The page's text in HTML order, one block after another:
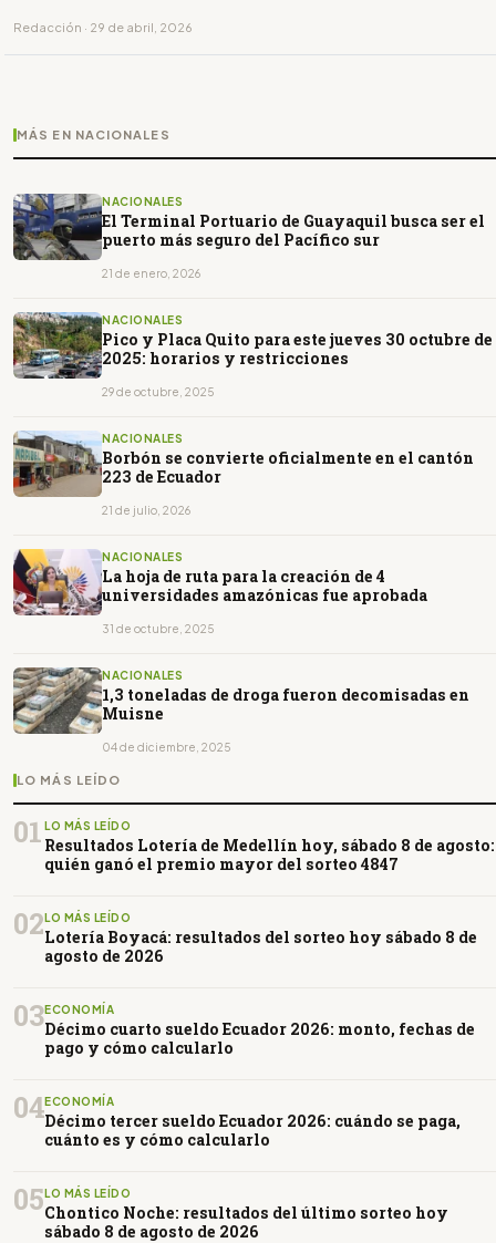
Redacción · 29 de abril, 2026
MÁS EN NACIONALES
NACIONALES
El Terminal Portuario de Guayaquil busca ser el
puerto más seguro del Pacífico sur
21 de enero, 2026
NACIONALES
Pico y Placa Quito para este jueves 30 octubre de
2025: horarios y restricciones
29 de octubre, 2025
NACIONALES
Borbón se convierte oficialmente en el cantón
223 de Ecuador
21 de julio, 2026
NACIONALES
La hoja de ruta para la creación de 4
universidades amazónicas fue aprobada
31 de octubre, 2025
NACIONALES
1,3 toneladas de droga fueron decomisadas en
Muisne
04 de diciembre, 2025
LO MÁS LEÍDO
01 LO MÁS LEÍDO
Resultados Lotería de Medellín hoy, sábado 8 de agosto:
quién ganó el premio mayor del sorteo 4847
02LO MÁS LEÍDO
Lotería Boyacá: resultados del sorteo hoy sábado 8 de
agosto de 2026
03ECONOMÍA
Décimo cuarto sueldo Ecuador 2026: monto, fechas de
pago y cómo calcularlo
04ECONOMÍA
Décimo tercer sueldo Ecuador 2026: cuándo se paga,
cuánto es y cómo calcularlo
05LO MÁS LEÍDO
Chontico Noche: resultados del último sorteo hoy
sábado 8 de agosto de 2026